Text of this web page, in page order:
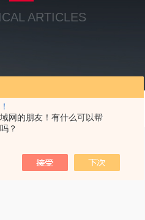
网的朋友！有什么可以帮
？
ARTICLES